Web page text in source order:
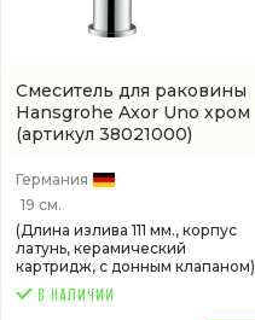
Смеситель для раковины
Hansgrohe Axor Uno хром
(артикул 38021000)
Германия
19 см.
(Длина излива 111 мм., корпус
латунь, керамический
картридж, с донным клапаном)